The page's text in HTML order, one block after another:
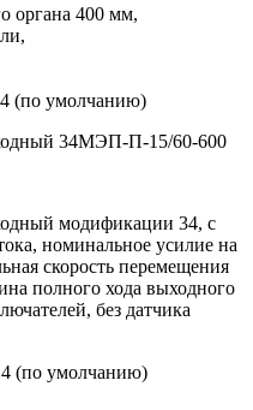
органа 400 мм,
(по умолчанию)
34МЭП-П-15/60-600
модификации 34, с
номинальное усилие на
скорость перемещения
полного хода выходного
без датчика
(по умолчанию)